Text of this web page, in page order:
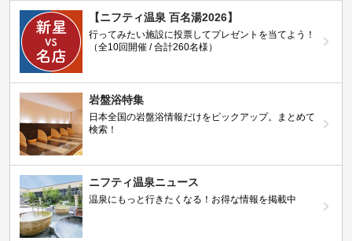
【ニフティ温泉 百名湯2026】
行ってみたい施設に投票してプレゼントを当てよう！
（全10回開催 / 合計260名様）
岩盤浴特集
日本全国の岩盤浴情報だけをピックアップ。まとめて
検索！
ニフティ温泉ニュース
温泉にもっと行きたくなる！お得な情報を掲載中